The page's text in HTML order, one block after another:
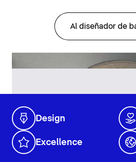
Al diseñador de
Design
Excellence